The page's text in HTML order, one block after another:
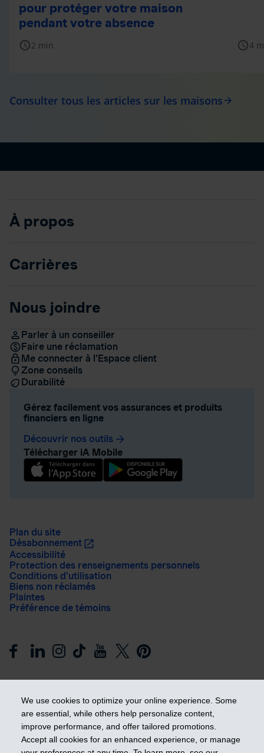
We use cookies to optimize your online experience. Some
are essential, while others help personalize content,
improve performance, and offer tailored promotions.
Accept all cookies for an enhanced experience, or manage
pour protéger votre maison
pendant votre absence
schedule2 min schedule4
Consulter tous les articles sur les maisons arrow_forward
À propos
Carrières
Nous joindre
Parler à un conseiller
Faire une réclamation
Me connecter à l’Espace client
Zone conseils
Durabilité
Gérez facilement vos assurances et produits
financiers en ligne
Découvrir nos outils arrow_forward
Télécharger iA Mobile
Plan du site
Désabonnement
Accessibilité
Protection des renseignements personnels
Conditions d’utilisation
Biens non réclamés
Plaintes
Préférence de témoins
Prendre les devants